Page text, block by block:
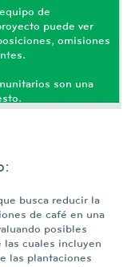
de
puede ver
omisiones
son una
busca reducir la
de café en una
posibles
las cuales incluyen
las plantaciones